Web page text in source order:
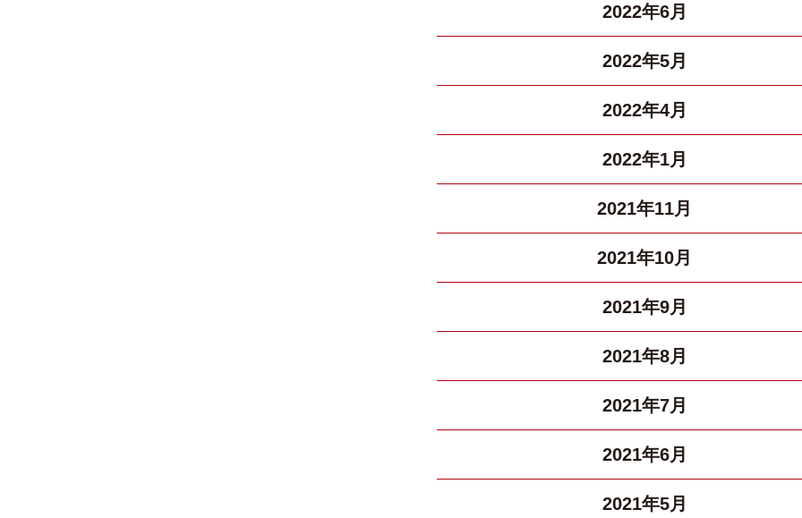
2022年6月
2022年5月
2022年4月
2022年1月
2021年11月
2021年10月
2021年9月
2021年8月
2021年7月
2021年6月
2021年5月